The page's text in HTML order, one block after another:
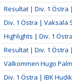
Resultat | Div. 1 Östra
Div. 1 Östra | Vaksala
Highlights | Div. 1
Resultat | Div. 1 Östra
Välkommen Hugo
Div. 1 Östra | IBK